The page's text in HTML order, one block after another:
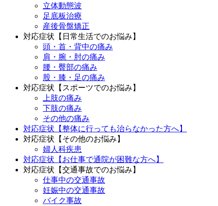
立体動態波
足底板治療
産後骨盤矯正
対応症状【日常生活でのお悩み】
頭・首・背中の痛み
肩・腕・肘の痛み
腰・臀部の痛み
股・膝・足の痛み
対応症状【スポーツでのお悩み】
上肢の痛み
下肢の痛み
その他の痛み
対応症状【整体に行っても治らなかった方へ】
対応症状【その他のお悩み】
婦人科疾患
対応症状【お仕事で通院が困難な方へ】
対応症状【交通事故でのお悩み】
仕事中の交通事故
妊娠中の交通事故
バイク事故